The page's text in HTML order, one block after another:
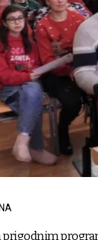
prigodnim